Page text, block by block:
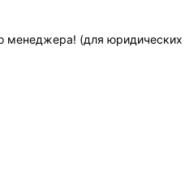
менеджера! (для юридических